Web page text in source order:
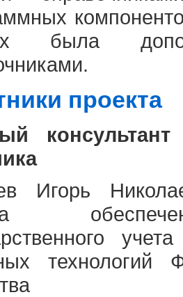
была
проекта
Игорь
технологий